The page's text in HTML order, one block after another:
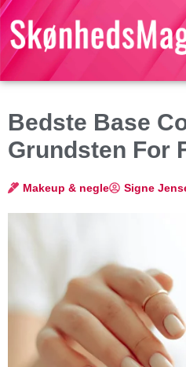
Bedste Base
Grundsten For
Makeup & negle Signe